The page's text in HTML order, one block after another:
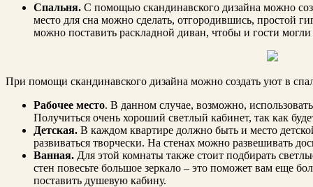
Спальня. С помощью скандинавского дизайна можно
место для сна можно сделать, отгородившись, простой
можно поставить раскладной диван, чтобы и гости могли
При помощи скандинавского дизайна можно создать уют в
Рабочее место. В данном случае, возможно,
Получиться очень хороший светлый кабинет, так как
Детская. В каждом квартире должно быть и место
развиваться творчески. На стенах можно развешивать
Ванная. Для этой комнаты также стоит подбирать
стен повесьте большое зеркало – это поможет вам еще
поставить душевую кабину.